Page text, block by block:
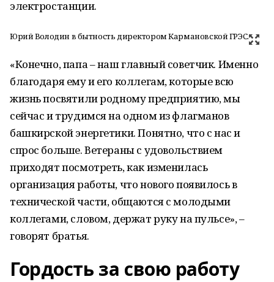
электростанции.
Юрий Володин в бытность директором Кармановской ГРЭС.
«Конечно, папа – наш главный советчик. Именно
благодаря ему и его коллегам, которые всю
жизнь посвятили родному предприятию, мы
сейчас и трудимся на одном из флагманов
башкирской энергетики. Понятно, что с нас и
спрос больше. Ветераны с удовольствием
приходят посмотреть, как изменилась
организация работы, что нового появилось в
технической части, общаются с молодыми
коллегами, словом, держат руку на пульсе», –
говорят братья.
Гордость за свою работу